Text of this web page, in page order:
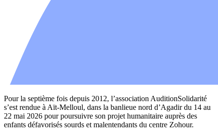
Pour la septième fois depuis 2012, l’association AuditionSolidarité
s’est rendue à Aït-Melloul, dans la banlieue nord d’Agadir du 14 au
22 mai 2026 pour poursuivre son projet humanitaire auprès des
enfants défavorisés sourds et malentendants du centre Zohour.